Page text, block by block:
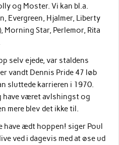
og Moster. Vi kan bl.a.
Evergreen, Hjalmer, Liberty
Star, Perlemor, Rita
selv ejede, var staldens
vandt Dennis Pride 47 løb
sluttede karrieren i 1970.
have været avlshingst og
mere blev det ikke til.
have ædt hoppen! siger Poul
ved i dagevis med at øse ud